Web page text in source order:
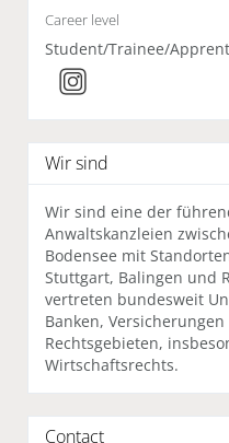
Career level
Student/Trainee/
Wir sind
Wir sind eine der
Anwaltskanzleien
Bodensee mit
Stuttgart, Balingen und
vertreten bundesweit
Banken,
Rechtsgebieten,
Wirtschaftsrechts.
Contact